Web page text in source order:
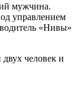
мужчина.
управлением
«Нивы»
человек и